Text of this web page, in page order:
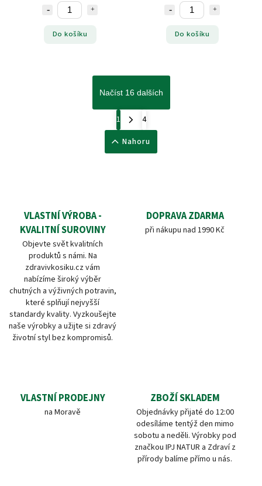
Do košíku Do košíku
Načíst 16 dalších
1
4
Nahoru
VLASTNÍ VÝROBA -
KVALITNÍ SUROVINY
Objevte svět kvalitních
produktů s námi. Na
zdravivkosiku.cz vám
nabízíme široký výběr
chutných a výživných potravin,
které splňují nejvyšší
standardy kvality. Vyzkoušejte
naše výrobky a užijte si zdravý
životní styl bez kompromisů.
DOPRAVA ZDARMA
při nákupu nad 1990 Kč
VLASTNÍ PRODEJNY
na Moravě
ZBOŽÍ SKLADEM
Objednávky přijaté do 12:00
odesíláme tentýž den mimo
sobotu a neděli. Výrobky pod
značkou IPJ NATUR a Zdraví z
přírody balíme přímo u nás.